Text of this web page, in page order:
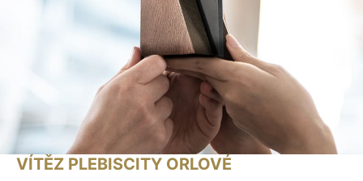
VÍTĚZ PLEBISCITY ORLOVÉ